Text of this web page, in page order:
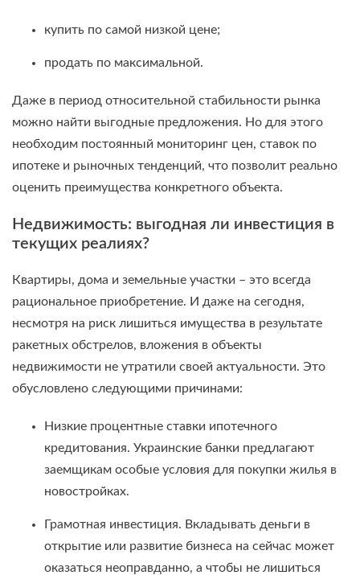
купить по самой низкой цене;
продать по максимальной.
Даже в период относительной стабильности рынка
можно найти выгодные предложения. Но для этого
необходим постоянный мониторинг цен, ставок по
ипотеке и рыночных тенденций, что позволит реально
оценить преимущества конкретного объекта.
Недвижимость: выгодная ли инвестиция в
текущих реалиях?
Квартиры, дома и земельные участки – это всегда
рациональное приобретение. И даже на сегодня,
несмотря на риск лишиться имущества в результате
ракетных обстрелов, вложения в объекты
недвижимости не утратили своей актуальности. Это
обусловлено следующими причинами:
Низкие процентные ставки ипотечного
кредитования. Украинские банки предлагают
заемщикам особые условия для покупки жилья в
новостройках.
Грамотная инвестиция. Вкладывать деньги в
открытие или развитие бизнеса на сейчас может
оказаться неоправданно, а чтобы не лишиться